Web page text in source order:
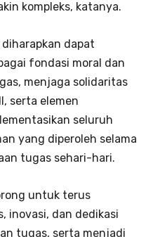
kompleks, katanya.
dapat
fondasi moral dan
menjaga solidaritas
serta elemen
seluruh
yang diperoleh selama
tugas sehari-hari.
untuk terus
inovasi, dan dedikasi
tugas, serta menjadi